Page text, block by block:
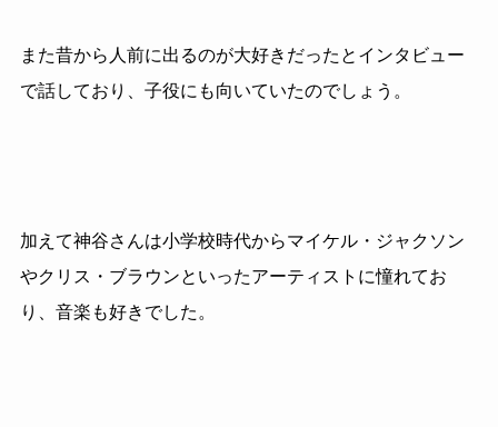
また昔から人前に出るのが大好きだったとインタビュー
で話しており、子役にも向いていたのでしょう。
加えて神谷さんは小学校時代からマイケル・ジャクソン
やクリス・ブラウンといったアーティストに憧れてお
り、音楽も好きでした。